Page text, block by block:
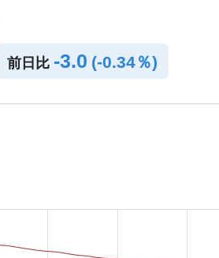
前日比 -3.0 (-0.34％)